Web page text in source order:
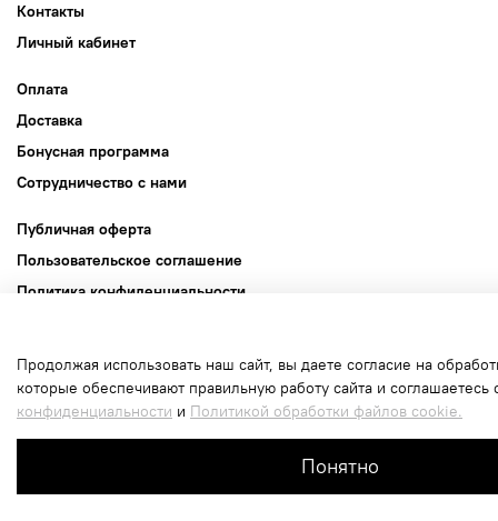
В корзину
Контакты
Личный кабинет
Оплата
Доставка
Бонусная программа
Сотрудничество с нами
Публичная оферта
Пользовательское соглашение
Политика конфиденциальности
Интернет-магазин создан на inSales
Продолжая использовать наш сайт, вы даете согласие на
которые обеспечивают правильную работу сайта и соглашаетесь
конфиденциальности и Политикой обработки файлов cookie.
Понятно